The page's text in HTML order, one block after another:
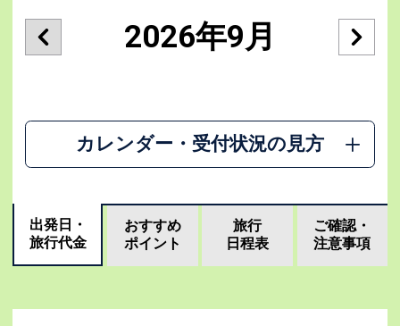
2026年9月
カレンダー・受付状況の見方
出発日・
旅行代金
おすすめ
ポイント
旅行
日程表
ご確認・
注意事項